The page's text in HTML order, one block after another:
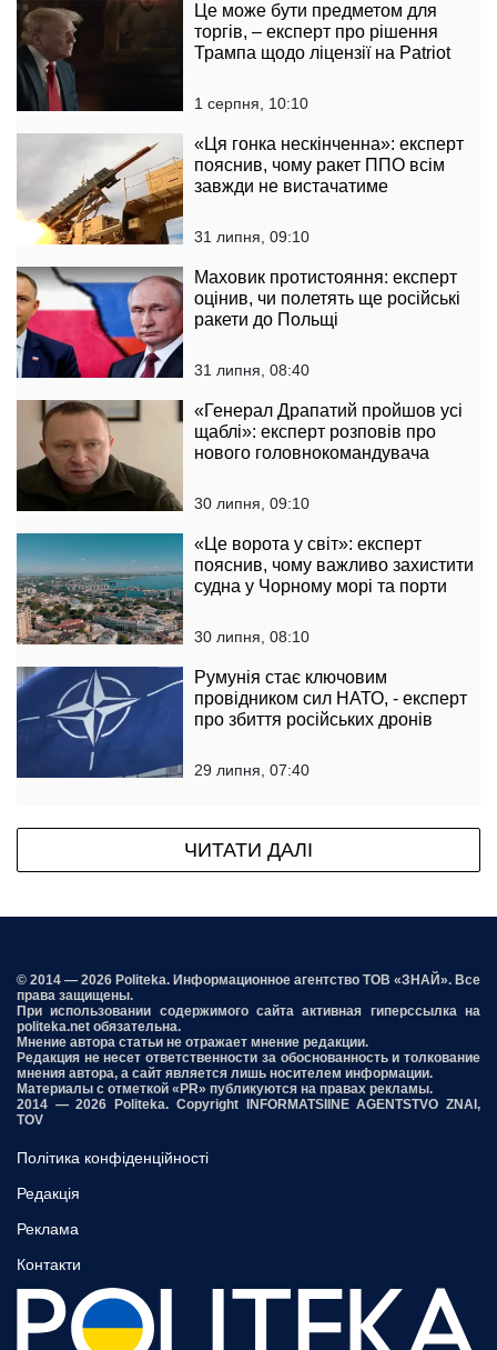
Це може бути предметом для
торгів, – експерт про рішення
Трампа щодо ліцензії на Patriot
1 серпня, 10:10
«Ця гонка нескінченна»: експерт
пояснив, чому ракет ППО всім
завжди не вистачатиме
31 липня, 09:10
Маховик протистояння: експерт
оцінив, чи полетять ще російські
ракети до Польщі
31 липня, 08:40
«Генерал Драпатий пройшов усі
щаблі»: експерт розповів про
нового головнокомандувача
30 липня, 09:10
«Це ворота у світ»: експерт
пояснив, чому важливо захистити
судна у Чорному морі та порти
30 липня, 08:10
Румунія стає ключовим
провідником сил НАТО, - експерт
про збиття російських дронів
29 липня, 07:40
ЧИТАТИ ДАЛІ
© 2014 — 2026 Politeka. Информационное агентство ТОВ «ЗНАЙ». Все
права защищены.
При использовании содержимого сайта активная гиперссылка на
politeka.net обязательна.
Мнение автора статьи не отражает мнение редакции.
Редакция не несет ответственности за обоснованность и толкование
мнения автора, а сайт является лишь носителем информации.
Материалы с отметкой «PR» публикуются на правах рекламы.
2014 — 2026 Politeka. Copyright INFORMATSIINE AGENTSTVO ZNAI,
TOV
Політика конфіденційності
Редакція
Реклама
Контакти